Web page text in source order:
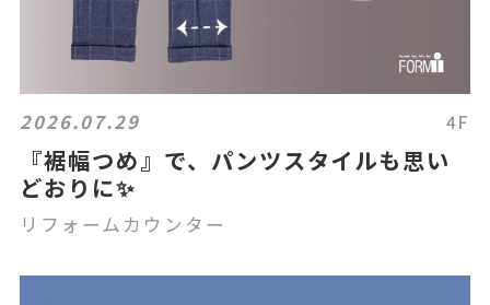
2026.07.29 4F
『裾幅つめ』で、パンツスタイルも思い
どおりに✨
リフォームカウンター